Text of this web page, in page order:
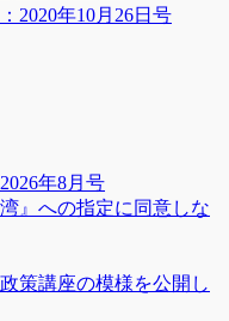
2020年10月26日号
年8月号
』への指定に同意しな
策講座の模様を公開し